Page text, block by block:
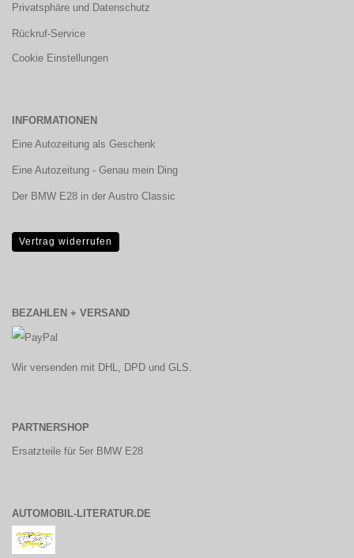
Privatsphäre und Datenschutz
Rückruf-Service
Cookie Einstellungen
INFORMATIONEN
Eine Autozeitung als Geschenk
Eine Autozeitung - Genau mein Ding
Der BMW E28 in der Austro Classic
Vertrag widerrufen
BEZAHLEN + VERSAND
Wir versenden mit DHL, DPD und GLS.
PARTNERSHOP
Ersatzteile für 5er BMW E28
AUTOMOBIL-LITERATUR.DE